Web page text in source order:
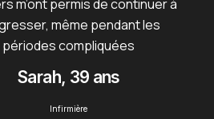
m’ont permis de continuer à
même pendant les
périodes compliquées
Sarah, 39 ans
Infirmière